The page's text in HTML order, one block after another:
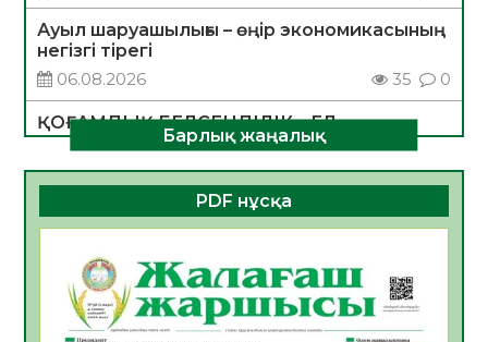
Ауыл шаруашылығы – өңір экономикасының
негізгі тірегі
06.08.2026
35 0
ҚОҒАМДЫҚ БЕЛСЕНДІЛІК – ЕЛ
ДАМУЫНЫҢ НЕГІЗІ
06.08.2026
32 0
ҚҰРЫЛТАЙ САЙЛАУЫ – БОЛАШАҚҚА
БАСТАР ЖАУАПТЫ ТАҢДАУ
06.08.2026
Инфекциялық ауруларға қарсы иммундау
жұмыстарының тиімділігі
Барлық жаңалық
PDF нұсқа